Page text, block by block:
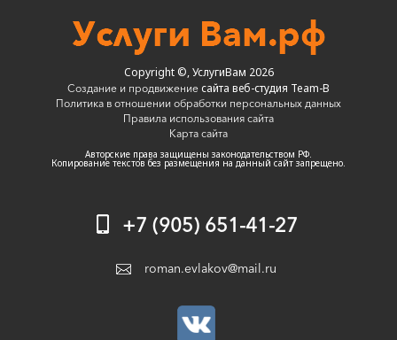
Copyright ©, УслугиВам 2026
Создание и продвижение сайта веб-студия Team-B
Политика в отношении обработки персональных данных
Правила использования сайта
Карта сайта
Авторские права защищены законодательством РФ.
Копирование текстов без размещения на данный сайт запрещено.
+7 (905) 651-41-27
roman.evlakov@mail.ru